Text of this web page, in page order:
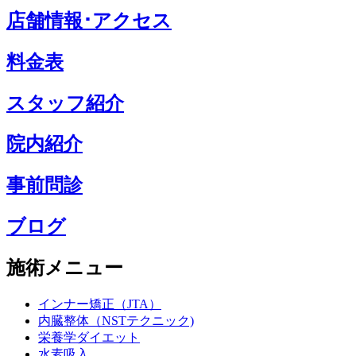
店舗情報･アクセス
料金表
スタッフ紹介
院内紹介
事前問診
ブログ
施術メニュー
インナー矯正（JTA）
内臓整体（NSTテクニック)
栄養学ダイエット